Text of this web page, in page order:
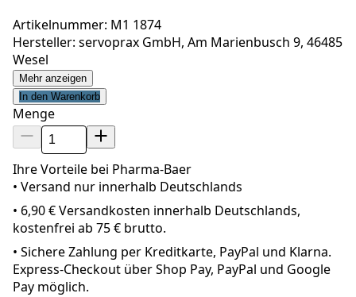
Artikelnummer: M1 1874
Hersteller: servoprax GmbH, Am Marienbusch 9, 46485
Wesel
Mehr anzeigen
In den Warenkorb
Menge
Ihre Vorteile bei Pharma-Baer
• Versand nur innerhalb Deutschlands
• 6,90 € Versandkosten innerhalb Deutschlands,
kostenfrei ab 75 € brutto.
• Sichere Zahlung per Kreditkarte, PayPal und Klarna.
Express-Checkout über Shop Pay, PayPal und Google
Pay möglich.